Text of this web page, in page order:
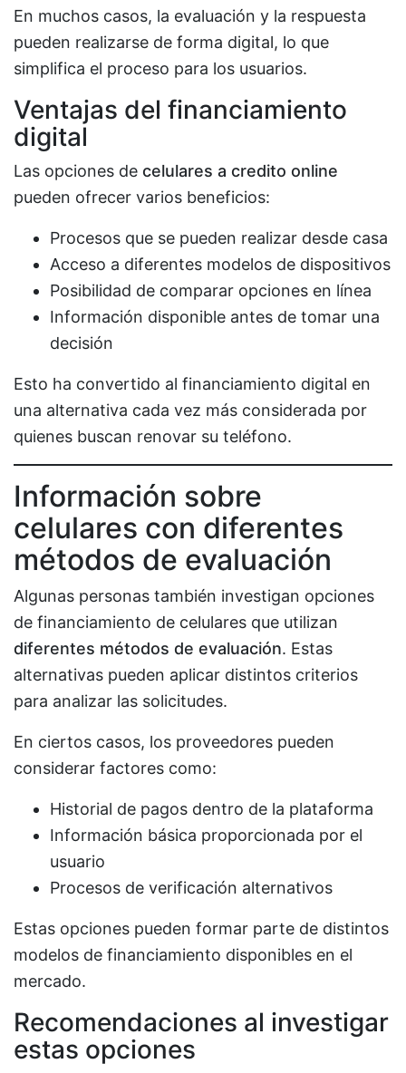
En muchos casos, la evaluación y la respuesta
pueden realizarse de forma digital, lo que
simplifica el proceso para los usuarios.
Ventajas del financiamiento
digital
Las opciones de celulares a credito online
pueden ofrecer varios beneficios:
Procesos que se pueden realizar desde casa
Acceso a diferentes modelos de dispositivos
Posibilidad de comparar opciones en línea
Información disponible antes de tomar una
decisión
Esto ha convertido al financiamiento digital en
una alternativa cada vez más considerada por
quienes buscan renovar su teléfono.
Información sobre
celulares con diferentes
métodos de evaluación
Algunas personas también investigan opciones
de financiamiento de celulares que utilizan
diferentes métodos de evaluación. Estas
alternativas pueden aplicar distintos criterios
para analizar las solicitudes.
En ciertos casos, los proveedores pueden
considerar factores como:
Historial de pagos dentro de la plataforma
Información básica proporcionada por el
usuario
Procesos de verificación alternativos
Estas opciones pueden formar parte de distintos
modelos de financiamiento disponibles en el
mercado.
Recomendaciones al investigar
estas opciones